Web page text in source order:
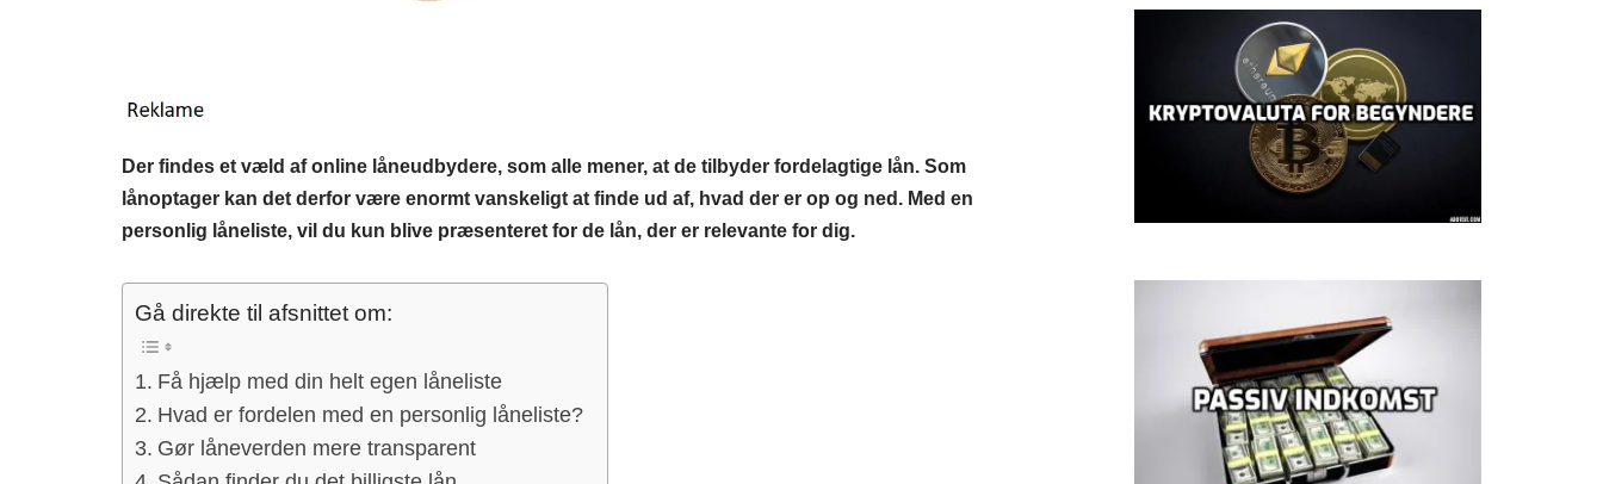
Der findes et væld af online låneudbydere, som alle mener, at de tilbyder fordelagtige lån. Som
lånoptager kan det derfor være enormt vanskeligt at finde ud af, hvad der er op og ned. Med en
personlig låneliste, vil du kun blive præsenteret for de lån, der er relevante for dig.
Gå direkte til afsnittet om:
Få hjælp med din helt egen låneliste
Hvad er fordelen med en personlig låneliste?
Gør låneverden mere transparent